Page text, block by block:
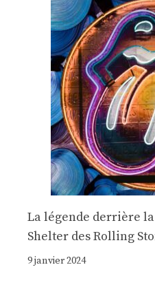
La légende derrière
Shelter des Rolling
9 janvier 2024